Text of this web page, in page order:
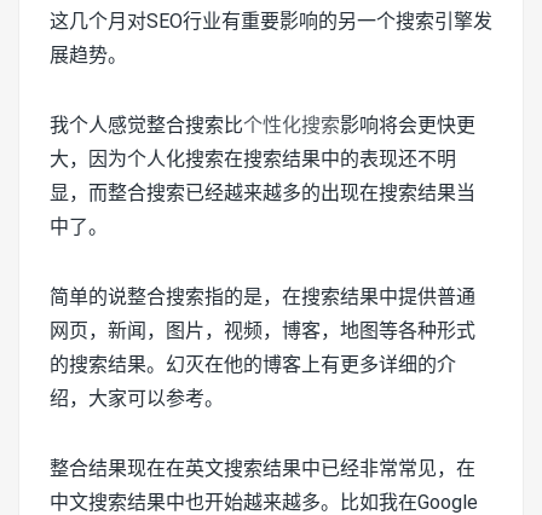
这几个月对SEO行业有重要影响的另一个搜索引擎发
展趋势。
我个人感觉整合搜索比个性化搜索影响将会更快更
大，因为个人化搜索在搜索结果中的表现还不明
显，而整合搜索已经越来越多的出现在搜索结果当
中了。
简单的说整合搜索指的是，在搜索结果中提供普通
网页，新闻，图片，视频，博客，地图等各种形式
的搜索结果。幻灭在他的博客上有更多详细的介
绍，大家可以参考。
整合结果现在在英文搜索结果中已经非常常见，在
中文搜索结果中也开始越来越多。比如我在Google